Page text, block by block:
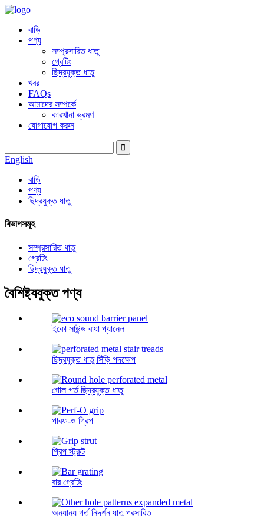
বাড়ি
পণ্য
সম্প্রসারিত ধাতু
গ্রেটিং
ছিদ্রযুক্ত ধাতু
খবর
FAQs
আমাদের সম্পর্কে
কারখানা ভ্রমণ
যোগাযোগ করুন
English
বাড়ি
পণ্য
ছিদ্রযুক্ত ধাতু
বিভাগসমূহ
সম্প্রসারিত ধাতু
গ্রেটিং
ছিদ্রযুক্ত ধাতু
বৈশিষ্ট্যযুক্ত পণ্য
ইকো সাউন্ড বাধা প্যানেল
ছিদ্রযুক্ত ধাতু সিঁড়ি পদক্ষেপ
গোল গর্ত ছিদ্রযুক্ত ধাতু
পারফ-ও গ্রিপ
গ্রিপ স্ট্রুট
বার গ্রেটিং
অন্যান্য গর্ত নিদর্শন ধাতু প্রসারিত